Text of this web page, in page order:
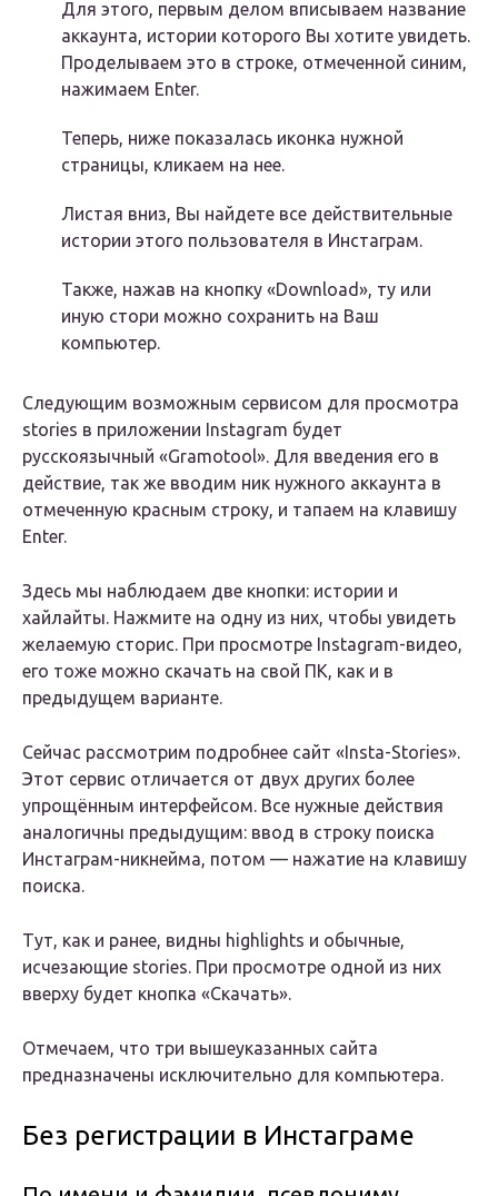
Для этого, первым делом вписываем название
аккаунта, истории которого Вы хотите увидеть.
Проделываем это в строке, отмеченной синим,
нажимаем Enter.
Теперь, ниже показалась иконка нужной
страницы, кликаем на нее.
Листая вниз, Вы найдете все действительные
истории этого пользователя в Инстаграм.
Также, нажав на кнопку «Download», ту или
иную стори можно сохранить на Ваш
компьютер.
Следующим возможным сервисом для просмотра
stories в приложении Instagram будет
русскоязычный «Gramotool». Для введения его в
действие, так же вводим ник нужного аккаунта в
отмеченную красным строку, и тапаем на клавишу
Enter.
Здесь мы наблюдаем две кнопки: истории и
хайлайты. Нажмите на одну из них, чтобы увидеть
желаемую сторис. При просмотре Instagram-видео,
его тоже можно скачать на свой ПК, как и в
предыдущем варианте.
Сейчас рассмотрим подробнее сайт «Insta-Stories».
Этот сервис отличается от двух других более
упрощённым интерфейсом. Все нужные действия
аналогичны предыдущим: ввод в строку поиска
Инстаграм-никнейма, потом — нажатие на клавишу
поиска.
Тут, как и ранее, видны highlights и обычные,
исчезающие stories. При просмотре одной из них
вверху будет кнопка «Скачать».
Отмечаем, что три вышеуказанных сайта
предназначены исключительно для компьютера.
Без регистрации в Инстаграме